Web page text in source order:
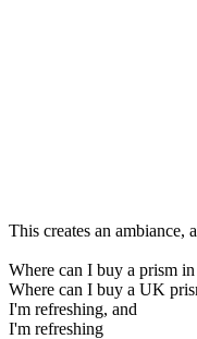
This creates an
Where can I buy a prism
Where can I buy a UK
I'm refreshing, and
I'm refreshing